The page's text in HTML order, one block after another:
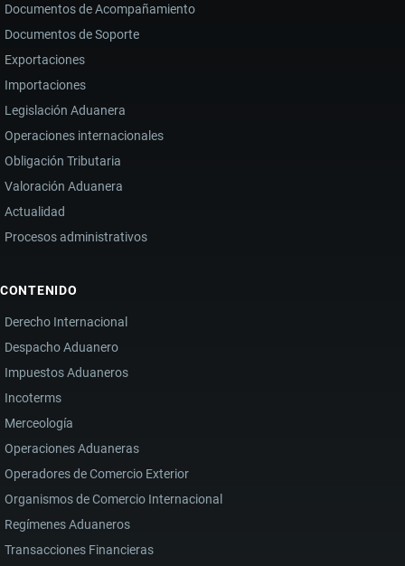
Documentos de Acompañamiento
Documentos de Soporte
Exportaciones
Importaciones
Legislación Aduanera
Operaciones internacionales
Obligación Tributaria
Valoración Aduanera
Actualidad
Procesos administrativos
CONTENIDO
Derecho Internacional
Despacho Aduanero
Impuestos Aduaneros
Incoterms
Merceología
Operaciones Aduaneras
Operadores de Comercio Exterior
Organismos de Comercio Internacional
Regímenes Aduaneros
Transacciones Financieras